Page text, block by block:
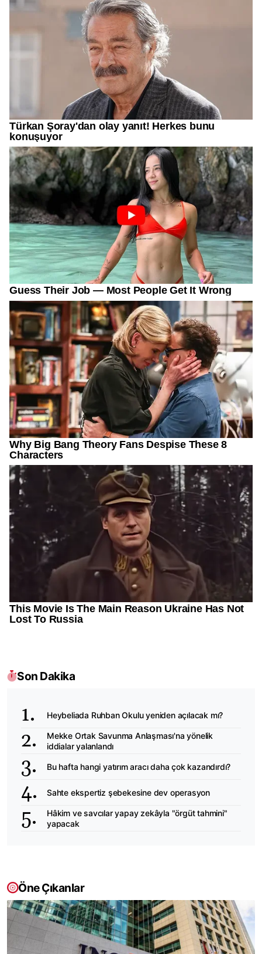
Son Dakika
Heybeliada Ruhban Okulu yeniden açılacak mı?
Mekke Ortak Savunma Anlaşması'na yönelik
iddialar yalanlandı
Bu hafta hangi yatırım aracı daha çok kazandırdı?
Sahte ekspertiz şebekesine dev operasyon
Hâkim ve savcılar yapay zekâyla "örgüt tahmini"
yapacak
Öne Çıkanlar